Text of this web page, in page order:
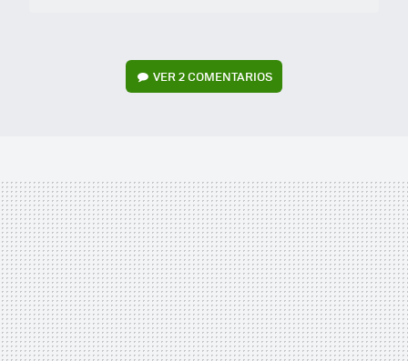
VER2 COMENTARIOS